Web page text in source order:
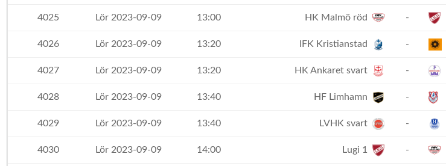
4025 Lör 2023-09-09 13:00 HK Malmö röd -
4026 Lör 2023-09-09 13:20 IFK Kristianstad -
4027 Lör 2023-09-09 13:20 HK Ankaret svart -
4028 Lör 2023-09-09 13:40 HF Limhamn -
4029 Lör 2023-09-09 13:40 LVHK svart -
4030 Lör 2023-09-09 14:00 Lugi 1 -